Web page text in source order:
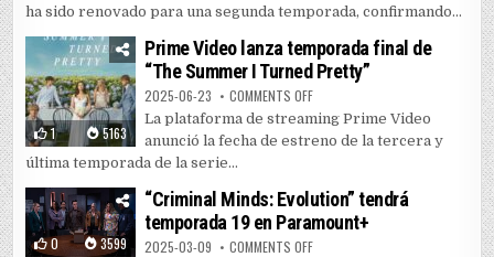
ha sido renovado para una segunda temporada, confirmando...
1 5163
Prime Video lanza temporada final de
“The Summer I Turned Pretty”
2025-06-23 COMMENTS OFFON PRIME VIDEO LANZA
La plataforma de streaming Prime Video
anunció la fecha de estreno de la tercera y
última temporada de la serie...
0 3599
“Criminal Minds: Evolution” tendrá
temporada 19 en Paramount+
2025-03-09 COMMENTS OFFON “CRIMINAL MINDS: